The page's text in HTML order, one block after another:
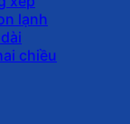
lạnh
chiều